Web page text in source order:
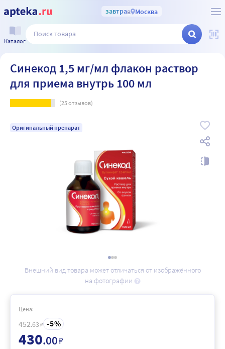
завтрав Москва
Каталог
Синекод 1,5 мг/мл флакон раствор
для приема внутрь 100 мл
(25отзывов)
Оригинальный препарат
Внешний вид товара может отличаться от изображённого
на фотографии
Цена:
452.63 ₽ 5
430.00₽